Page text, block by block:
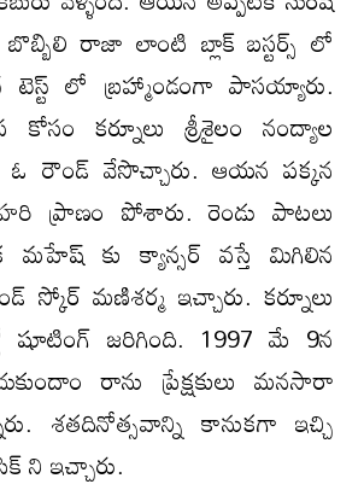
బొబ్బిలి రాజా లాంటి బ్లాక్ బస్టర్స్ లో
లో బ్రహ్మాండంగా పాసయ్యారు.
కర్నూలు శ్రీశైలం నంద్యాల
ఓ రౌండ్ వేసొచ్చారు. ఆయన పక్కన
ప్రాణం పోశారు. రెండు పాటలు
మహేష్ కు క్యాన్సర్ వస్తే మిగిలిన
స్కోర్ మణిశర్మ ఇచ్చారు. కర్నూలు
షూటింగ్ జరిగింది. 1997 మే 9న
రాను ప్రేక్షకులు మనసారా
శతదినోత్సవాన్ని కానుకగా ఇచ్చి
ని ఇచ్చారు.